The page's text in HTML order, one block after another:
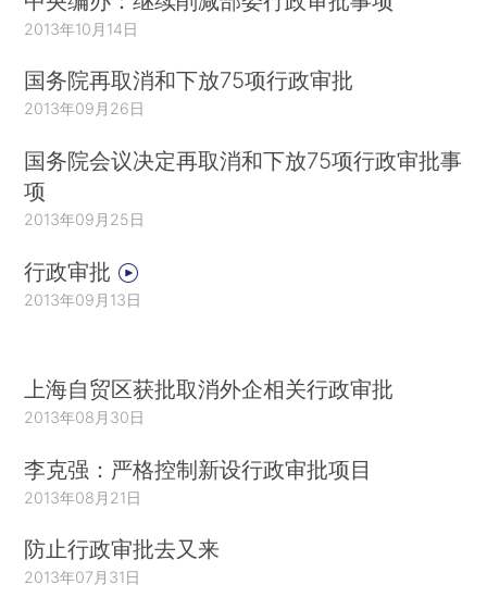
2013年10月14日
国务院再取消和下放75项行政审批
2013年09月26日
国务院会议决定再取消和下放75项行政审批事
项
2013年09月25日
行政审批
2013年09月13日
上海自贸区获批取消外企相关行政审批
2013年08月30日
李克强：严格控制新设行政审批项目
2013年08月21日
防止行政审批去又来
2013年07月31日